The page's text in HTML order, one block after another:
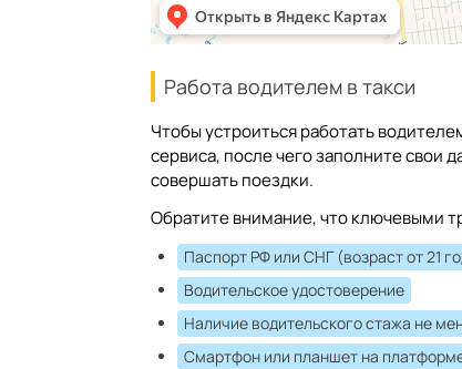
Работа водителем в такси
Чтобы устроиться работать
сервиса, после чего заполните
совершать поездки.
Обратите внимание, что ключевыми
Паспорт РФ или СНГ (возраст от 21
Водительское удостоверение
Наличие водительского стажа не
Смартфон или планшет на